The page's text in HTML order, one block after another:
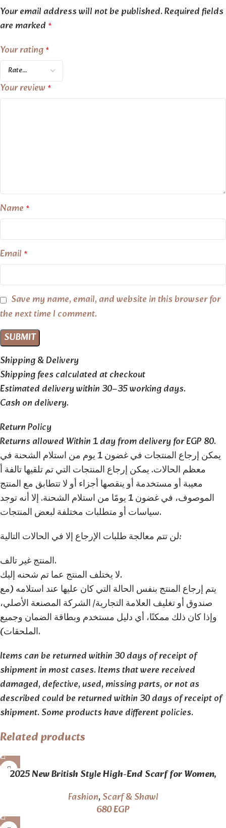
Your email address will not be published.Required fields
are marked *
Your rating*
Your review *
Name *
Email *
Save my name, email, and website in this browser for
the next time I comment.
Shipping & Delivery
Shipping fees calculated at checkout
Estimated delivery within 30–35 working days.
Cash on delivery.
Return Policy
Returns allowed Within 1 day from delivery for EGP 80.
يمكن إرجاع المنتجات في غضون 1 يوم من استلام الشحنة في
معظم الحالات. يمكن إرجاع المنتجات التي تم تلقيها تالفة أ
معيبة أو مستخدمة أو ينقصها أجزاء أو لا تتطابق مع المنتج
الموصوف، في غضون 1 يومًا من استلام الشحنة. إلا أنه توجد
سياسات أو متطلبات مختلفة لبعض المنتجات.
لن تتم معالجة طلبات الإرجاع إلا في الحالات التالية:
المنتج غير تالف.
لا يختلف المنتج عما تم شحنه إليك.
يتم إرجاع المنتج بنفس الحالة التي كان عليها عند استلامه (مع
صندوق أو تغليف العلامة التجارية/ الشركة المصنعة الأصلي،
وإذا كان ذلك ممكنًا، أي دليل مستخدم وبطاقة الضمان وجميع
الملحقات).
Items can be returned within 30 days of receipt of
shipment in most cases. Items that were received
damaged, defective, used, missing parts, or not as
described could be returned within 30 days of receipt of
shipment. Some products have different policies.
Related products
2025 New British Style High-End Scarf for Women,
Use, Thick
Fashion,Scarf & Shawl
680EGP